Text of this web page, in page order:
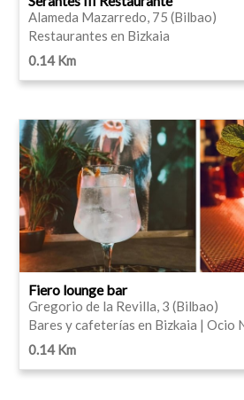
Alameda Mazarredo, 75 (Bilbao)
Restaurantes en Bizkaia
0.14 Km
Fiero lounge bar
Gregorio de la Revilla, 3 (Bilbao)
Bares y cafeterías en Bizkaia | Ocio
0.14 Km